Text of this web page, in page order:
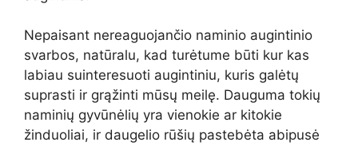
Nepaisant nereaguojančio naminio augintinio
svarbos, natūralu, kad turėtume būti kur kas
labiau suinteresuoti augintiniu, kuris galėtų
suprasti ir grąžinti mūsų meilę. Dauguma tokių
naminių gyvūnėlių yra vienokie ar kitokie
žinduoliai, ir daugelio rūšių pastebėta abipusė